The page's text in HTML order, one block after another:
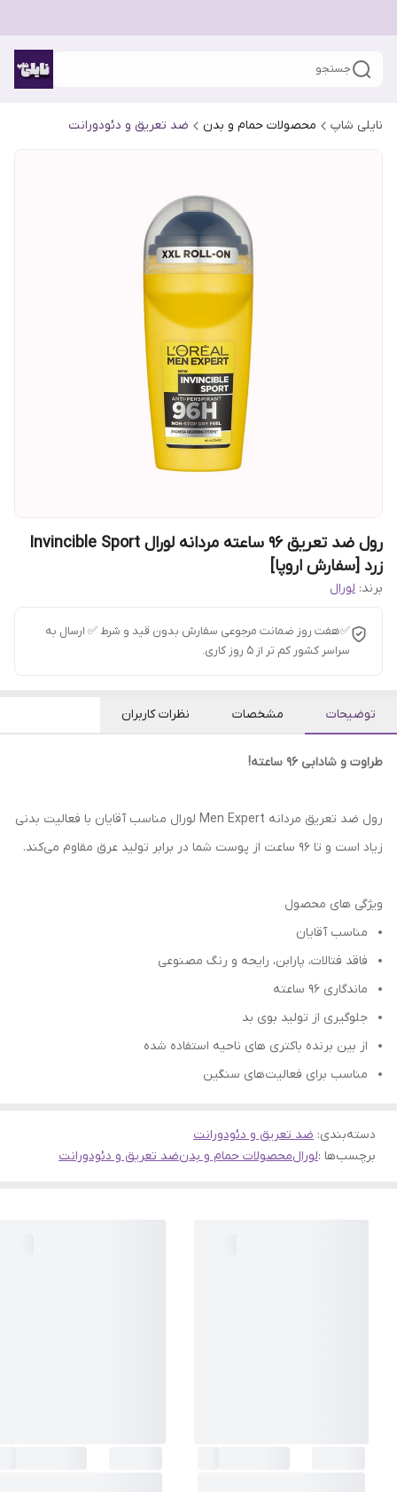
جستجو
نایلی شاپ محصولات حمام و بدن ضد تعریق و دئودورانت
رول ضد تعریق 96 ساعته مردانه لورال Invincible Sport
زرد [سفارش اروپا]
برند: لورال
✅هفت روز ضمانت مرجوعی سفارش بدون قید و شرط ✅ ارسال به
سراسر کشور کم تر از 5 روز کاری.
توضیحات مشخصات نظرات کاربران
طراوت و شادابی ۹۶ ساعته!
رول ضد تعریق مردانه Men Expert لورال مناسب آقایان با فعالیت بدنی
زیاد است و تا 96 ساعت از پوست شما در برابر تولید عرق مقاوم می‌کند.
ویژگی های محصول
مناسب آقایان
فاقد فتالات، پارابن، رایحه و رنگ مصنوعی
ماندگاری ۹۶ ساعته
جلوگیری از تولید بوی بد
از بین برنده باکتری های ناحیه استفاده شده
مناسب برای فعالیت‌های سنگین
دسته‌بندی: ضد تعریق و دئودورانت
برچسب‌ها :لورالمحصولات حمام و بدنضد تعریق و دئودورانت